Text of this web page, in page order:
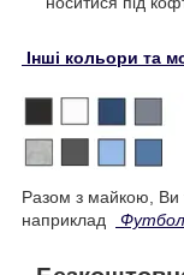
Інші кольори та
Разом з майкою, Ви
наприклад